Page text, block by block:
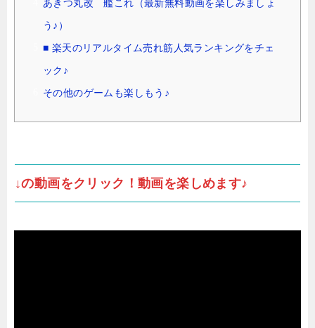
あきつ丸改 艦これ（最新無料動画を楽しみましょ
う♪）
■ 楽天のリアルタイム売れ筋人気ランキングをチェ
ック♪
その他のゲームも楽しもう♪
↓の動画をクリック！動画を楽しめます♪